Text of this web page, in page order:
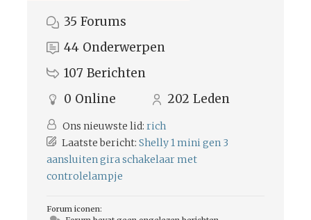
35 Forums
44 Onderwerpen
107 Berichten
0 Online 202 Leden
Ons nieuwste lid: rich
Laatste bericht: Shelly 1 mini gen 3
aansluiten gira schakelaar met
controlelampje
Forum iconen: